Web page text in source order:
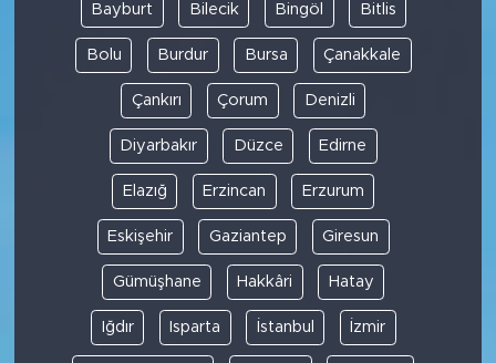
Bayburt Bilecik Bingöl Bitlis
Bolu Burdur Bursa Çanakkale
Çankırı Çorum Denizli
Diyarbakır Düzce Edirne
Elazığ Erzincan Erzurum
Eskişehir Gaziantep Giresun
Gümüşhane Hakkâri Hatay
Iğdır Isparta İstanbul İzmir